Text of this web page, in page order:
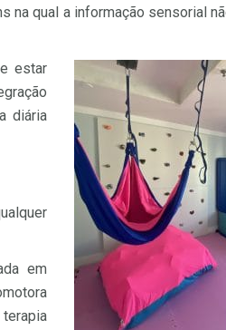
na qual a informação sensorial
estar
diária
em